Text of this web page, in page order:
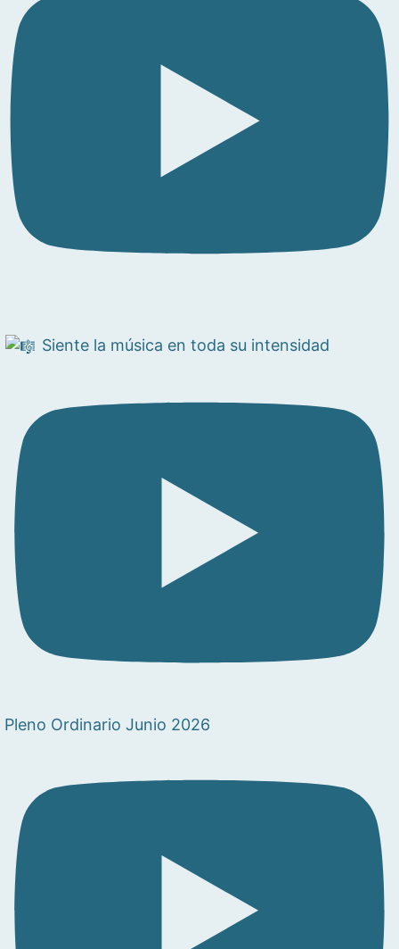
Siente la música en toda su intensidad
Pleno Ordinario Junio 2026